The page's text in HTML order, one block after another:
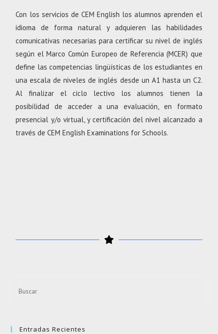
Con los servicios de CEM English los alumnos aprenden el
idioma de forma natural y adquieren las habilidades
comunicativas necesarias para certificar su nivel de inglés
según el Marco Común Europeo de Referencia (MCER) que
define las competencias lingüísticas de los estudiantes en
una escala de niveles de inglés desde un A1 hasta un C2.
Al finalizar el ciclo lectivo los alumnos tienen la
posibilidad de acceder a una evaluación, en formato
presencial y/o virtual, y certificación del nivel alcanzado a
través de CEM English Examinations for Schools.
Entradas Recientes